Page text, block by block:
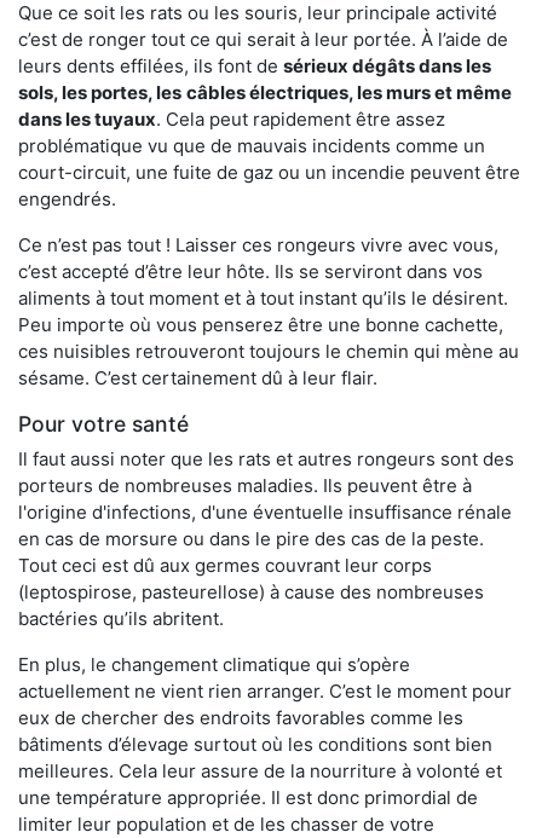
Que ce soit les rats ou les souris, leur principale activité
c’est de ronger tout ce qui serait à leur portée. À l’aide de
leurs dents effilées, ils font de sérieux dégâts dans les
sols, les portes, les câbles électriques, les murs et même
dans les tuyaux. Cela peut rapidement être assez
problématique vu que de mauvais incidents comme un
court-circuit, une fuite de gaz ou un incendie peuvent être
engendrés.
Ce n’est pas tout ! Laisser ces rongeurs vivre avec vous,
c’est accepté d’être leur hôte. Ils se serviront dans vos
aliments à tout moment et à tout instant qu’ils le désirent.
Peu importe où vous penserez être une bonne cachette,
ces nuisibles retrouveront toujours le chemin qui mène au
sésame. C’est certainement dû à leur flair.
Pour votre santé
Il faut aussi noter que les rats et autres rongeurs sont des
porteurs de nombreuses maladies. Ils peuvent être à
l'origine d'infections, d'une éventuelle insuffisance rénale
en cas de morsure ou dans le pire des cas de la peste.
Tout ceci est dû aux germes couvrant leur corps
(leptospirose, pasteurellose) à cause des nombreuses
bactéries qu’ils abritent.
En plus, le changement climatique qui s’opère
actuellement ne vient rien arranger. C’est le moment pour
eux de chercher des endroits favorables comme les
bâtiments d’élevage surtout où les conditions sont bien
meilleures. Cela leur assure de la nourriture à volonté et
une température appropriée. Il est donc primordial de
limiter leur population et de les chasser de votre